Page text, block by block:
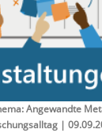
Angewandte
|